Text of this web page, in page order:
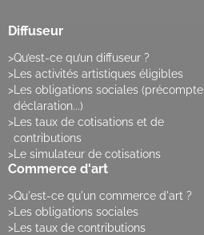
Diffuseur
Qu’est-ce qu’un diffuseur ?
Les activités artistiques éligibles
Les obligations sociales (précompte,
déclaration...)
Les taux de cotisations et de
contributions
Le simulateur de cotisations
Commerce d'art
Qu'est-ce qu'un commerce d'art ?
Les obligations sociales
Les taux de contributions